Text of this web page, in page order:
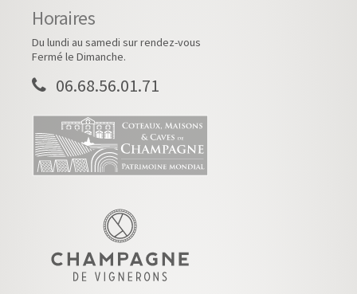
Horaires
Du lundi au samedi sur rendez-vous
Fermé le Dimanche.
06.68.56.01.71